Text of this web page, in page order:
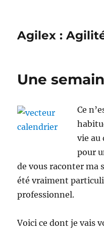
Agilex :
Une
Ce
vie au
pour
de vous raconter ma
été vraiment
professionnel.
Voici ce dont je vais